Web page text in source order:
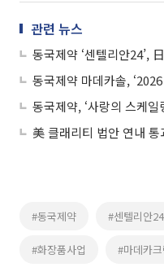
관련 뉴스
동국제약 ‘센텔리안24’,
#동국제약 #센텔리안24
#화장품사업 #마데카크